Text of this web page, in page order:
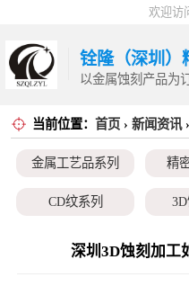
欢迎访
铨隆（深圳）
以金属蚀刻产品为
当前位置： 首页 › 新闻资讯
金属工艺品系列 精
CD纹系列
超薄垫片系列 磁性
深圳3D蚀刻加工
金属工艺品系列
精密码盘系列
CD纹系列